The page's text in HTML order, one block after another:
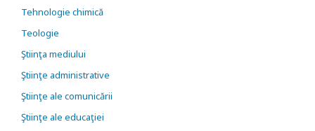
Tehnologie chimică
Teologie
Ştiinţa mediului
Ştiinţe administrative
Ştiinţe ale comunicării
Ştiinţe ale educaţiei